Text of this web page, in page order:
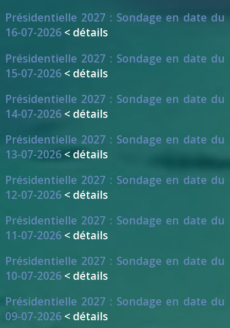
Présidentielle 2027 : Sondage en date du
16-07-2026 < détails
Présidentielle 2027 : Sondage en date du
15-07-2026 < détails
Présidentielle 2027 : Sondage en date du
14-07-2026 < détails
Présidentielle 2027 : Sondage en date du
13-07-2026 < détails
Présidentielle 2027 : Sondage en date du
12-07-2026 < détails
Présidentielle 2027 : Sondage en date du
11-07-2026 < détails
Présidentielle 2027 : Sondage en date du
10-07-2026 < détails
Présidentielle 2027 : Sondage en date du
09-07-2026 < détails